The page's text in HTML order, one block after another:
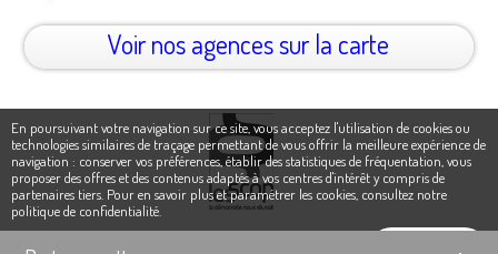
Voir nos agences sur la carte
En poursuivant votre navigation sur ce site, vous acceptez l'utilisation de cookies ou
technologies similaires de traçage permettant de vous offrir la meilleure expérience de
navigation : conserver vos préférences, établir des statistiques de fréquentation, vous
proposer des offres et des contenus adaptés à vos centres d'intérêt y compris de
partenaires tiers. Pour en savoir plus et paramétrer les cookies, consultez notre
politique de confidentialité
Ok, j'accepte